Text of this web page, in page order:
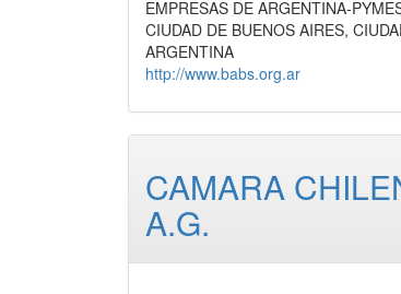
EMPRESAS DE ARGENTINA-
CIUDAD DE BUENOS AIRES,
ARGENTINA
http://www.babs.org.ar
CAMARA
A.G.